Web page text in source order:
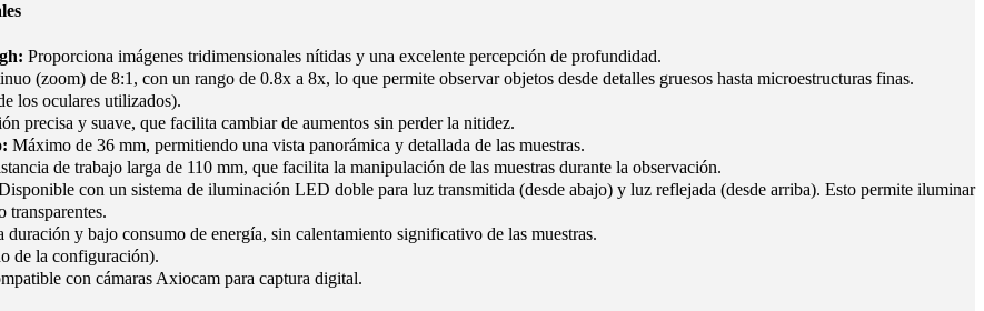
Proporciona imágenes tridimensionales nítidas y una excelente percepción de profundidad.
(zoom) de 8:1, con un rango de 0.8x a 8x, lo que permite observar objetos desde detalles gruesos hasta microestructuras finas.
los oculares utilizados).
precisa y suave, que facilita cambiar de aumentos sin perder la nitidez.
Máximo de 36 mm, permitiendo una vista panorámica y detallada de las muestras.
de trabajo larga de 110 mm, que facilita la manipulación de las muestras durante la observación.
con un sistema de iluminación LED doble para luz transmitida (desde abajo) y luz reflejada (desde arriba). Esto permite iluminar
transparentes.
duración y bajo consumo de energía, sin calentamiento significativo de las muestras.
de la configuración).
con cámaras Axiocam para captura digital.